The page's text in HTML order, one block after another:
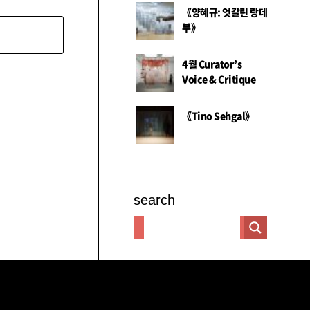
《양혜규: 엇갈린 랑데
부》
4월 Curator’s
Voice & Critique
《Tino Sehgal》
search